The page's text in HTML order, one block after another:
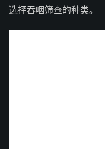
选择吞咽筛查的种类。